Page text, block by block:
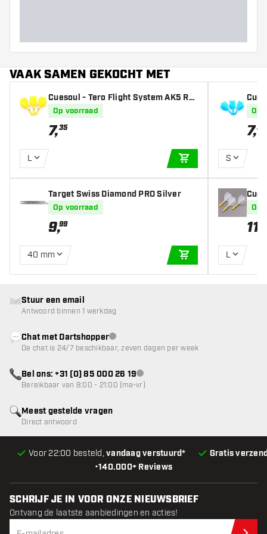
VAAK SAMEN GEKOCHT MET
Cuesoul - Tero Flight System AK5 Ro
st Standaard - Yellow - Dart Flights
Op voorraad
7,35
L
IN WINKELWAGEN
Target Swiss Diamond PRO Silver
Op voorraad
9,99
40 mm
IN WINKELWAGEN
st
Op
7,35
S
Op
11
L
•140.000+ Reviews
Voor 22:00 besteld,vandaag verstuurd* Gratis
Meest gestelde vragen
Direct antwoord
Stuur een email
Antwoord binnen 1 werkdag
Chat met Dartshopperklantenservice niet beschikbaar
De chat is 24/7 beschikbaar, zeven dagen per week
Bel ons: +31 (0) 85 000 26 19klantenservice niet beschikbaar
Bereikbaar van 8:00 - 21:00 (ma-vr)
SCHRIJF JE IN VOOR ONZE NIEUWSBRIEF
Ontvang de laatste aanbiedingen en acties!